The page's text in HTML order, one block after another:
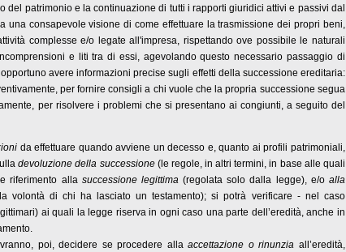
del patrimonio e la continuazione di tutti i rapporti giuridici attivi e passivi dal
una consapevole visione di come effettuare la trasmissione dei propri beni,
complesse e/o legate all'impresa, rispettando ove possibile le naturali
e liti tra di essi, agevolando questo necessario passaggio di
avere informazioni precise sugli effetti della successione ereditaria:
per fornire consigli a chi vuole che la propria successione segua
per risolvere i problemi che si presentano ai congiunti, a seguito del
da effettuare quando avviene un decesso e, quanto ai profili patrimoniali,
devoluzione della successione(le regole, in altri termini, in base alle quali
riferimento alla successione legittima(regolata solo dalla legge), e/o alla
volontà di chi ha lasciato un testamento); si potrà verificare - nel caso
ai quali la legge riserva in ogni caso una parte dell’eredità, anche in
poi, decidere se procedere allaaccettazione o rinunzia all’eredità,